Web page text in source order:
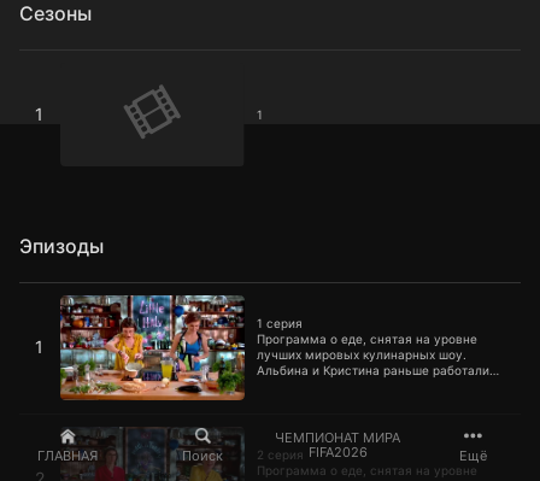
ГЛАВНАЯ Поиск
ЧЕМПИОНАТ МИРА
FIFA2026
Ещё
Сезоны
1 1
Эпизоды
1
1 серия
Программа о еде, снятая на уровне
лучших мировых кулинарных шоу.
Альбина и Кристина раньше работали
ними и провести время в приятной
компании.
1 серия
2 серия
Программа о еде, снятая на уровне
2 серия